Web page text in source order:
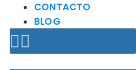
CONTACTO
BLOG